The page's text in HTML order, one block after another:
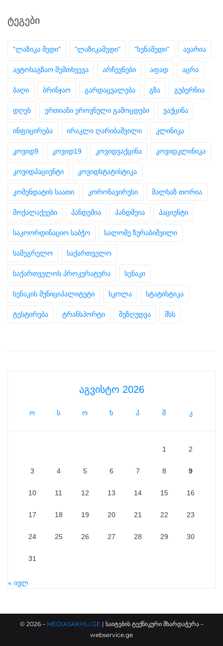
ᲢᲔᲒᲔᲑᲘ
"ლაზიკა მედი" "ლაზიკამედი" "სენამედი" ავარია
ავტოსაგზაო შემთხვევა არჩევნები აფად აცრა
ბაღი ბრინჯაო გარდაცვალება გზა გუბერნია
დღეს ერთიანი ეროვნული გამოცდები ვაქცინა
ინფიცირება ირაკლი ღარიბაშვილი კლინიკა
კოვიდ9 კოვიდ19 კოვიდვაქცინა კოვიდკლინიკა
კოვიდპაციენტი კოვიდსტატისტიკა
კომენდატის საათი კორონავირუსი მალხაზ თორია
მოქალაქეები პანდემია პანდმეია პაციენტი
საკოორდინაციო საბჭო სალომე ზურაბიშვილი
სამეგრელო საქართველო
საქართველოს პროკურატურა სენაკი
სენაკის მუნიციპალიტეტი სკოლა სტატისტიკა
ტესტირება ტრანსპორტი შეზღუდვა შსს
აგვისტო 2026
ო ს ო ხ პ შ კ
1 2
3 4 5 6 7 8 9
10 11 12 13 14 15 16
17 18 19 20 21 22 23
24 25 26 27 28 29 30
31
« ივლ
© 2026– MEDIASAKHLI.GE | საიტების ტექნიკური მხარდაჭერა –
webservice.ge